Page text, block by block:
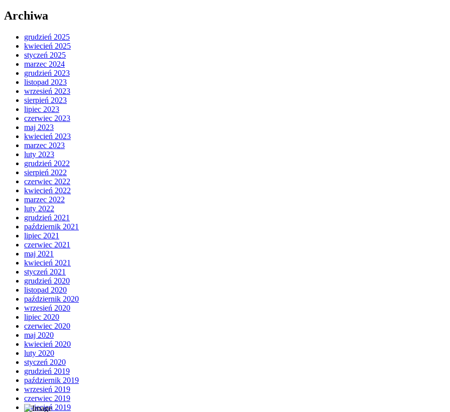
Archiwa
grudzień 2025
kwiecień 2025
styczeń 2025
marzec 2024
grudzień 2023
listopad 2023
wrzesień 2023
sierpień 2023
lipiec 2023
czerwiec 2023
maj 2023
kwiecień 2023
marzec 2023
luty 2023
grudzień 2022
sierpień 2022
czerwiec 2022
kwiecień 2022
marzec 2022
luty 2022
grudzień 2021
październik 2021
lipiec 2021
czerwiec 2021
maj 2021
kwiecień 2021
styczeń 2021
grudzień 2020
listopad 2020
październik 2020
wrzesień 2020
lipiec 2020
czerwiec 2020
maj 2020
kwiecień 2020
luty 2020
styczeń 2020
grudzień 2019
październik 2019
wrzesień 2019
czerwiec 2019
kwiecień 2019